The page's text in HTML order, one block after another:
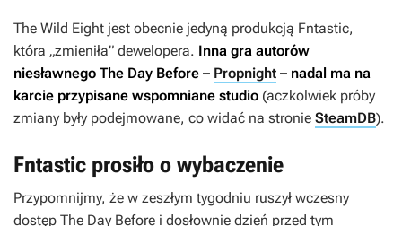
The Wild Eight jest obecnie jedyną produkcją Fntastic,
która „zmieniła” dewelopera. Inna gra autorów
niesławnego The Day Before – Propnight – nadal ma na
karcie przypisane wspomniane studio (aczkolwiek próby
zmiany były podejmowane, co widać na stronie SteamDB).
Fntastic prosiło o wybaczenie
Przypomnijmy, że w zeszłym tygodniu ruszył wczesny
dostęp The Day Before i dosłownie dzień przed tym